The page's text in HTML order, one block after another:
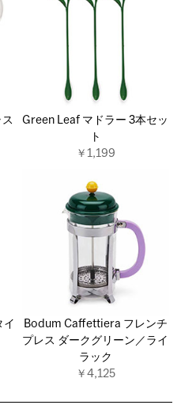
Green Leaf マドラー 3本セッ
ト
￥1,199
イ
Bodum Caffettiera フレンチ
プレス ダークグリーン／ライ
ラック
￥4,125